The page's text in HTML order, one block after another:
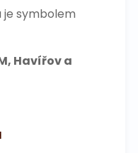
je symbolem
Havířov a